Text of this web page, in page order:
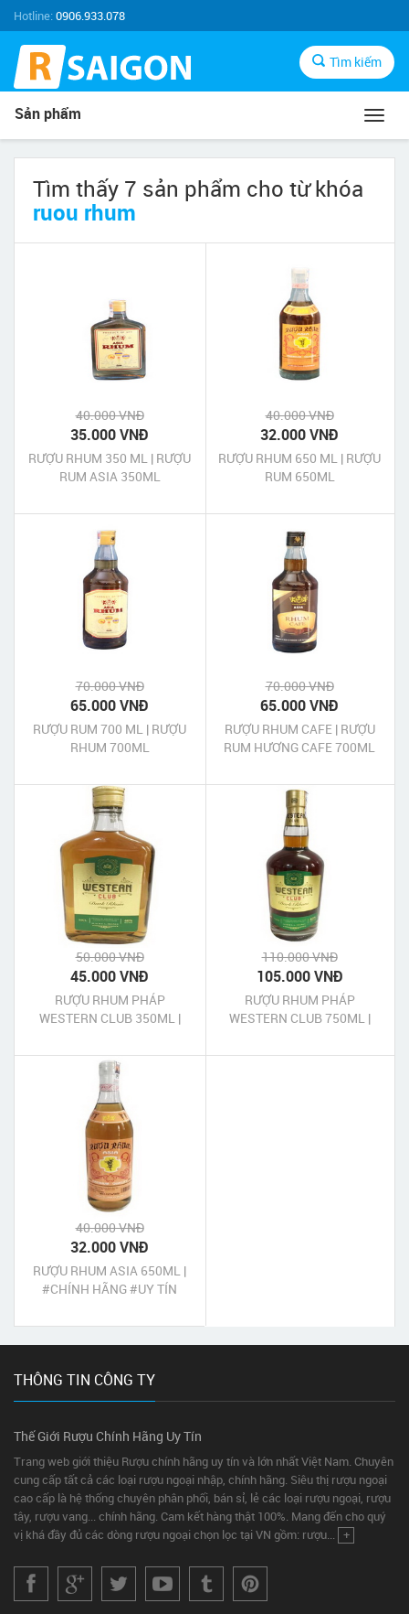
Hotline:0906.933.078
Tìm kiếm
Sản phẩm
Tìm thấy 7 sản phẩm cho từ khóa
ruou rhum
40.000 VNĐ
35.000 VNĐ
RƯỢU RHUM 350 ML | RƯỢU
RUM ASIA 350ML
40.000 VNĐ
32.000 VNĐ
RƯỢU RHUM 650 ML | RƯỢU
RUM 650ML
70.000 VNĐ
65.000 VNĐ
RƯỢU RUM 700 ML | RƯỢU
RHUM 700ML
70.000 VNĐ
65.000 VNĐ
RƯỢU RHUM CAFE | RƯỢU
RUM HƯƠNG CAFE 700ML
50.000 VNĐ
45.000 VNĐ
RƯỢU RHUM PHÁP
WESTERN CLUB 350ML |
110.000 VNĐ
105.000 VNĐ
RƯỢU RHUM PHÁP
WESTERN CLUB 750ML |
40.000 VNĐ
32.000 VNĐ
RƯỢU RHUM ASIA 650ML |
#CHÍNH HÃNG #UY TÍN
THÔNG TIN CÔNG TY
Thế Giới Rượu Chính Hãng Uy Tín
Trang web giới thiệu Rượu chính hãng uy tín và lớn nhất Việt Nam. Chuyên
cung cấp tất cả các loại rượu ngoại nhập, chính hãng. Siêu thị rượu ngoại
cao cấp là hệ thống chuyên phân phối, bán sỉ, lẻ các loại rượu ngoại, rượu
tây, rượu vang... chính hãng. Cam kết hàng thật 100%. Mang đến cho quý
vị khá đầy đủ các dòng rượu ngoại chọn lọc tại VN gồm: rượu... +